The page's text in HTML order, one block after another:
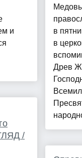
и
/
в
в
Древ